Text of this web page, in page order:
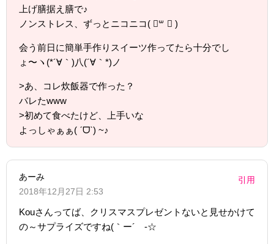
上げ膳据え膳で♪
ノンストレス、ずっとニコニコ( ॑꒳ ॑ )
会う前日に簡単手作りスイーツ作ってたら十分でし
ょ〜ヽ(*´∀｀)八(´∀｀*)ノ
>あ、コレ炊飯器で作った？
バレたwww
>初めて食べたけど、上手いな
よっしゃぁぁ( ˊᗜˋ) ~♪
あーみ
2018年12月27日 2:53
引用
Kouさんってば、クリスマスプレゼントないと見せかけて
の～サプライズですね(｀ー´ゞ-☆